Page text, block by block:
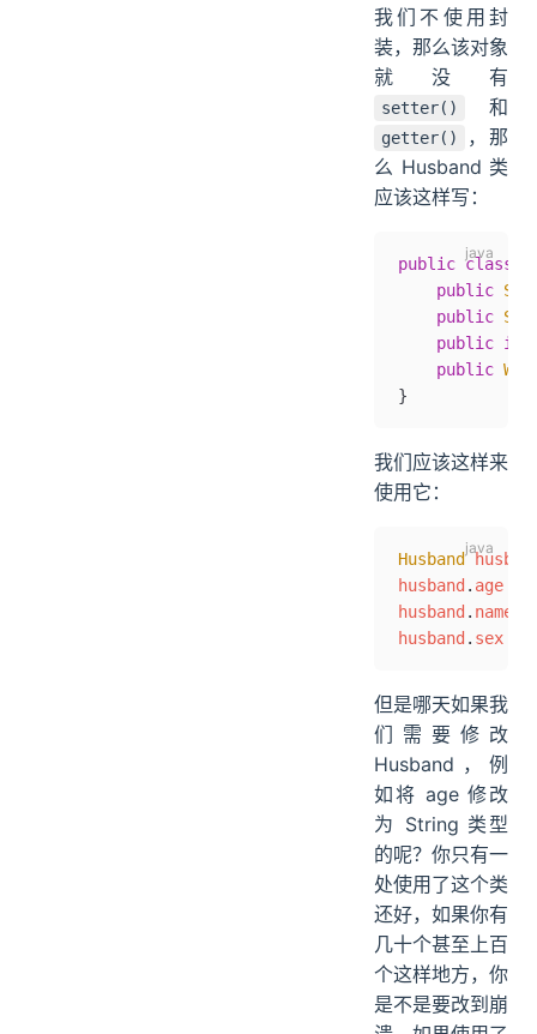
我们不使用封
装，那么该对象
就没有
setter() 和
getter()
，那
么 Husband 类
应该这样写：
public class
    public
    public
    public
int
    public
}
我们应该这样来
使用它：
Husband
husband . age
husband . name
husband . sex
但是哪天如果我
们需要修改
Husband，例
如将 age 修改
为 String 类型
的呢？你只有一
处使用了这个类
还好，如果你有
几十个甚至上百
个这样地方，你
是不是要改到崩